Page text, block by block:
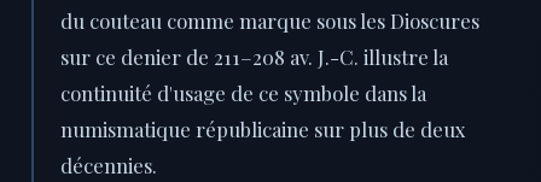
du couteau comme marque sous les Dioscures
sur ce denier de 211–208 av. J.-C. illustre la
continuité d'usage de ce symbole dans la
numismatique républicaine sur plus de deux
décennies.